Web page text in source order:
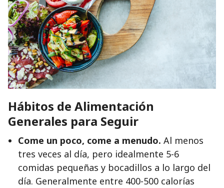
Hábitos de Alimentación
Generales para Seguir
Come un poco, come a menudo. Al menos
tres veces al día, pero idealmente 5-6
comidas pequeñas y bocadillos a lo largo del
día. Generalmente entre 400-500 calorías